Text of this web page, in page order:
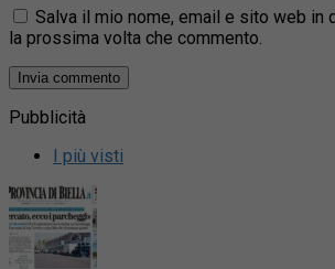
Salva il mio nome, email e sito web in
la prossima volta che commento.
Pubblicità
I più visti